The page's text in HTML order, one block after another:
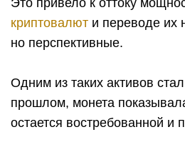
Это привело к оттоку
криптовалют и переводе их
но перспективные.
Одним из таких активов стал
прошлом, монета
остается востребованной и